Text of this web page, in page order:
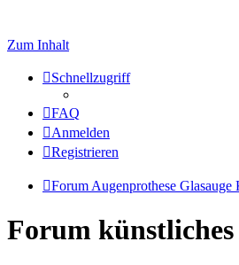
Zum Inhalt
Schnellzugriff
FAQ
Anmelden
Registrieren
Forum Augenprothese Glasauge
Forum künstliches